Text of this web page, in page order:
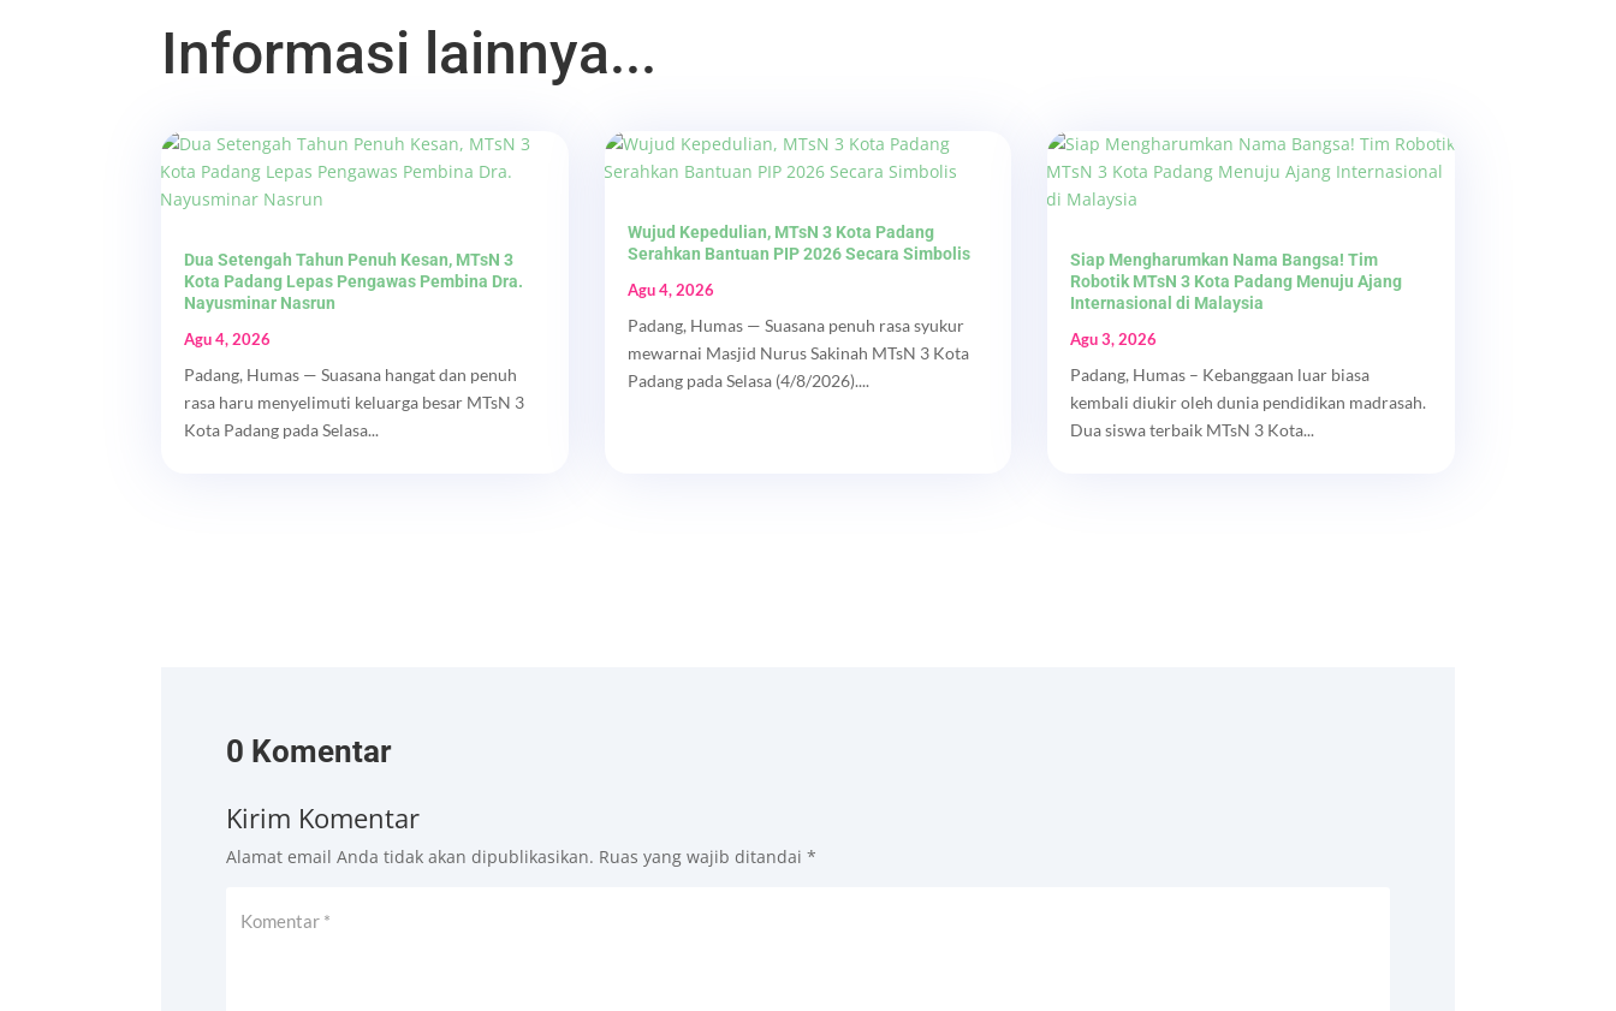
Informasi lainnya...
Dua Setengah Tahun Penuh Kesan, MTsN 3
Kota Padang Lepas Pengawas Pembina Dra.
Nayusminar Nasrun
Agu 4, 2026
Padang, Humas — Suasana hangat dan penuh
rasa haru menyelimuti keluarga besar MTsN 3
Kota Padang pada Selasa...
Wujud Kepedulian, MTsN 3 Kota Padang
Serahkan Bantuan PIP 2026 Secara Simbolis
Agu 4, 2026
Padang, Humas — Suasana penuh rasa syukur
mewarnai Masjid Nurus Sakinah MTsN 3 Kota
Padang pada Selasa (4/8/2026)....
Siap Mengharumkan Nama Bangsa! Tim
Robotik MTsN 3 Kota Padang Menuju Ajang
Internasional di Malaysia
Agu 3, 2026
Padang, Humas – Kebanggaan luar biasa
kembali diukir oleh dunia pendidikan madrasah.
Dua siswa terbaik MTsN 3 Kota...
0 Komentar
Kirim Komentar
Alamat email Anda tidak akan dipublikasikan. Ruas yang wajib ditandai*